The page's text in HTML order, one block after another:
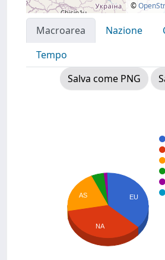
©
Macroarea Nazione
Tempo
Salva come PNG
EU
AS
NA